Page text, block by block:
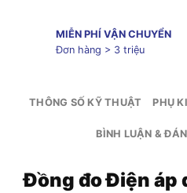
MIỄN PHÍ VẬN CHUYỂN
Đơn hàng > 3 triệu
THÔNG SỐ KỸ THUẬT PHỤ
BÌNH LUẬN &
Đồng đo Điện áp